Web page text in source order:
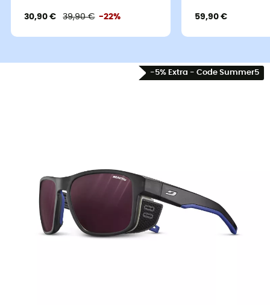
30,90 € 39,90 € -22% 59,90 €
-5% Extra - Code Summer5